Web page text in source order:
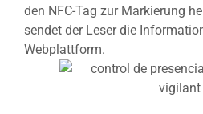
den NFC-Tag zur Markierung
sendet der Leser die
Webplattform.